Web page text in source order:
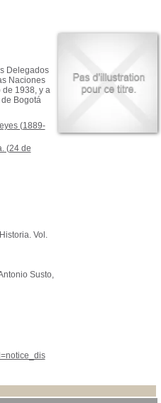
Delegados
Naciones
1938, y a
Bogotá
(1889-
(24 de
Vol.
Susto,